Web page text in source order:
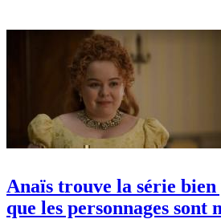
Anaïs trouve la série
que les personnages sont